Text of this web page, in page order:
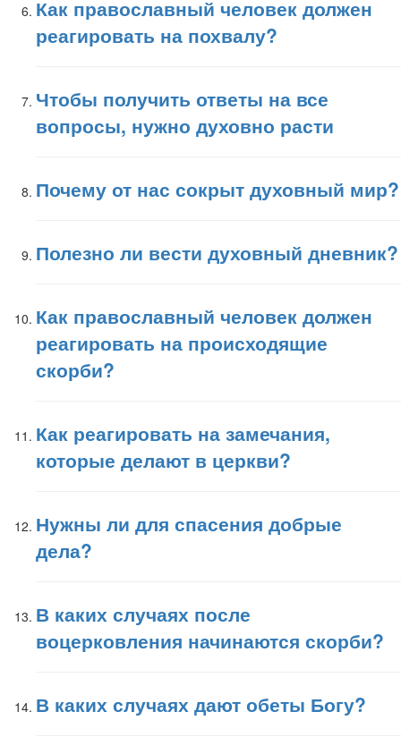
Как православный человек должен
реагировать на похвалу?
Чтобы получить ответы на все
вопросы, нужно духовно расти
Почему от нас сокрыт духовный мир?
Полезно ли вести духовный дневник?
Как православный человек должен
реагировать на происходящие
скорби?
Как реагировать на замечания,
которые делают в церкви?
Нужны ли для спасения добрые
дела?
В каких случаях после
воцерковления начинаются скорби?
В каких случаях дают обеты Богу?